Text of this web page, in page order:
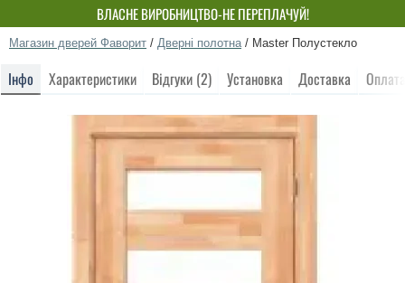
ВЛАСНЕ ВИРОБНИЦТВО-НЕ ПЕРЕПЛАЧУЙ!
Магазин дверей Фаворит / Дверні полотна / Master Полустекло
Інфо Характеристики Відгуки (2) Установка Доставка Оплата